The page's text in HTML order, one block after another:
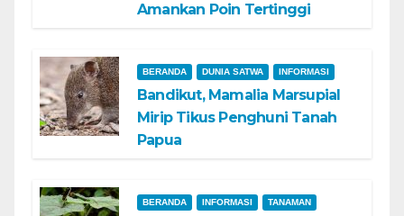
Amankan Poin Tertinggi
BERANDA DUNIA SATWA INFORMASI
Bandikut, Mamalia Marsupial
Mirip Tikus Penghuni Tanah
Papua
BERANDA INFORMASI TANAMAN